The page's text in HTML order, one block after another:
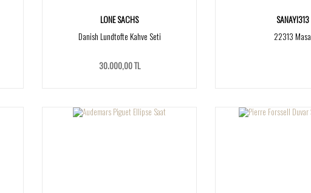
LONE SACHS
Danish Lundtofte Kahve Seti
30.000,00 TL
SANAYI313
22313 Masa